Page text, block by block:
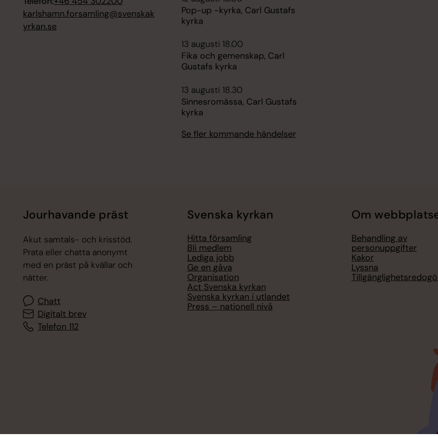
karlshamn.forsamling@svenskak
yrkan.se
Pop-up -kyrka, Carl Gustafs
kyrka
13 augusti 18.00
Fika och gemenskap, Carl
Gustafs kyrka
13 augusti 18.30
Sinnesromässa, Carl Gustafs
kyrka
Se fler kommande händelser
Jourhavande präst
Akut samtals- och krisstöd.
Prata eller chatta anonymt
med en präst på kvällar och
nätter.
Chatt
Digitalt brev
Telefon 112
Svenska kyrkan
Hitta församling
Bli medlem
Lediga jobb
Ge en gåva
Organisation
Act Svenska kyrkan
Svenska kyrkan i utlandet
Press – nationell nivå
Om
Behandling av
personuppgifter
Kakor
Lyssna